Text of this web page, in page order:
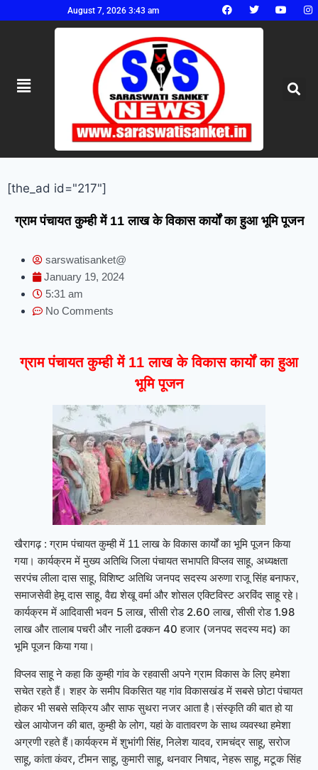
August 7, 2026 3:43 am
[the_ad id="217"]
ग्राम पंचायत कुम्ही में 11 लाख के विकास कार्यों का हुआ भूमि पूजन
sarswatisanket@
January 19, 2024
5:31 am
No Comments
ग्राम पंचायत कुम्ही में 11 लाख के विकास कार्यों का हुआ
भूमि पूजन
खैरागढ़ : ग्राम पंचायत कुम्ही में 11 लाख के विकास कार्यों का भूमि पूजन किया
गया। कार्यक्रम में मुख्य अतिथि जिला पंचायत सभापति विप्लव साहू, अध्यक्षता
सरपंच लीला दास साहू, विशिष्ट अतिथि जनपद सदस्य अरुणा राजू सिंह बनाफर,
समाजसेवी हेमू दास साहू, वैद्य शेखू वर्मा और शोसल एक्टिविस्ट अरविंद साहू रहे।
कार्यक्रम में आदिवासी भवन 5 लाख, सीसी रोड 2.60 लाख, सीसी रोड 1.98
लाख और तालाब पचरी और नाली ढक्कन 40 हजार (जनपद सदस्य मद) का
भूमि पूजन किया गया।
विप्लव साहू ने कहा कि कुम्ही गांव के रहवासी अपने ग्राम विकास के लिए हमेशा
सचेत रहते हैं। शहर के समीप विकसित यह गांव विकासखंड में सबसे छोटा पंचायत
होकर भी सबसे सक्रिय और साफ सुथरा नजर आता है।संस्कृति की बात हो या
खेल आयोजन की बात, कुम्ही के लोग, यहां के वातावरण के साथ व्यवस्था हमेशा
अग्रणी रहते हैं।कार्यक्रम में शुभांगी सिंह, निलेश यादव, रामचंद्र साहू, सरोज
साहू, कांता कंवर, टीमन साहू, कुमारी साहू, थनवार निषाद, नेहरू साहू, मटूक सिंह